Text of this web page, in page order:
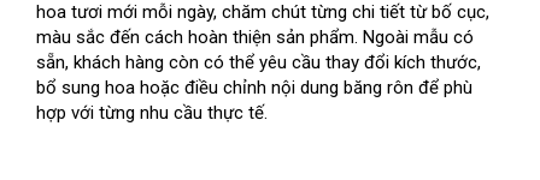
hoa tươi mới mỗi ngày, chăm chút từng chi tiết từ bố cục,
màu sắc đến cách hoàn thiện sản phẩm. Ngoài mẫu có
sẵn, khách hàng còn có thể yêu cầu thay đổi kích thước,
bổ sung hoa hoặc điều chỉnh nội dung băng rôn để phù
hợp với từng nhu cầu thực tế.